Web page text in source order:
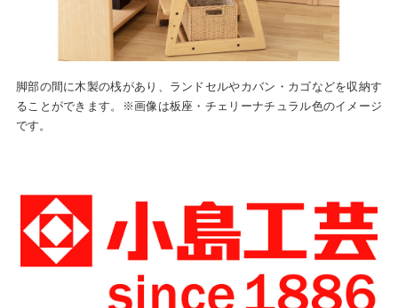
脚部の間に木製の桟があり、ランドセルやカバン・カゴなどを収納す
ることができます。※画像は板座・チェリーナチュラル色のイメージ
です。